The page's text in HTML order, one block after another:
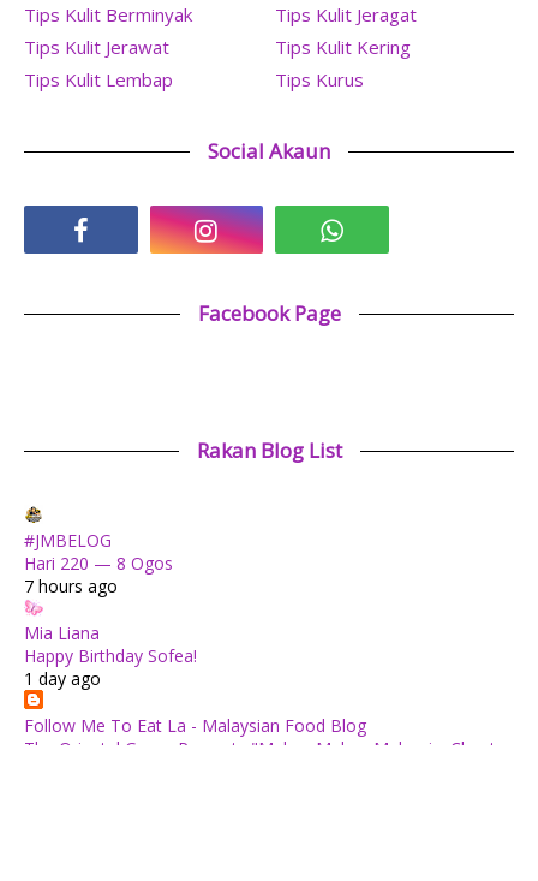
Tips Kulit Berminyak
Tips Kulit Jeragat
Tips Kulit Jerawat
Tips Kulit Kering
Tips Kulit Lembap
Tips Kurus
Social Akaun
Facebook Page
Rakan Blog List
#JMBELOG
Hari 220 — 8 Ogos
7 hours ago
Mia Liana
Happy Birthday Sofea!
1 day ago
Follow Me To Eat La - Malaysian Food Blog
The Oriental Group Presents "Makan Makan Malaysia: Chapter